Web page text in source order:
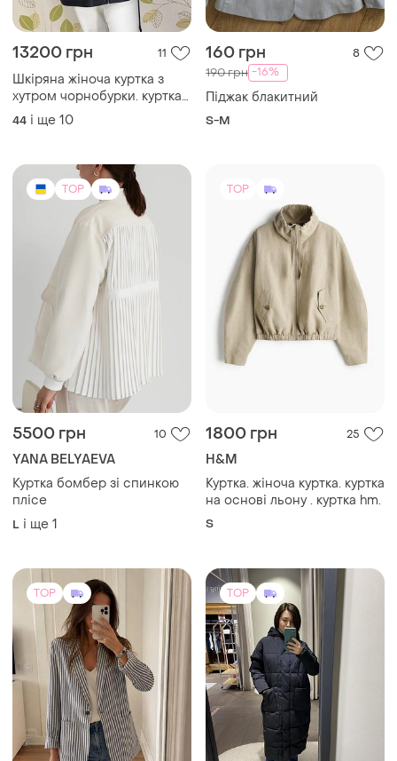
13200 грн 11
Шкіряна жіноча куртка з
хутром чорнобурки. куртка
летюча миша з хутром
лисиці. короткий рукав
44 і ще 10
160 грн 8
190 грн -16%
Піджак блакитний
S-M
TOP
5500 грн 10
YANA BELYAEVA
Куртка бомбер зі спинкою
плісе
L і ще 1
TOP
1800 грн 25
H&M
Куртка. жіноча куртка. куртка
на основі льону . куртка hm.
S
TOP TOP